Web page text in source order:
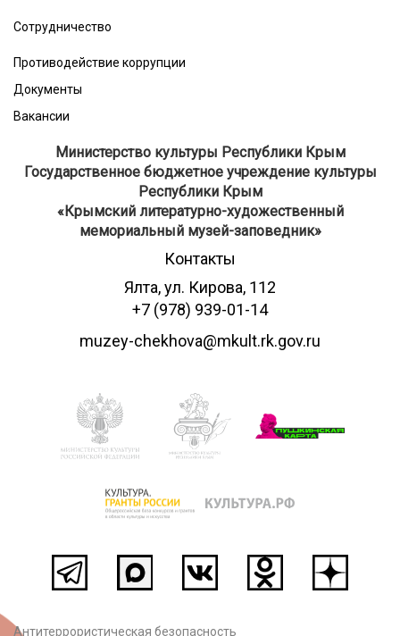
Сотрудничество
Противодействие коррупции
Документы
Вакансии
Министерство культуры Республики Крым
Государственное бюджетное учреждение культуры
Республики Крым
​«Крымский литературно-художественный
мемориальный музей-заповедник»
Контакты
Ялта, ул. Кирова, 112
+7 (978) 939-01-14
muzey-chekhova@mkult.rk.gov.ru
Антитеррористическая безопасность